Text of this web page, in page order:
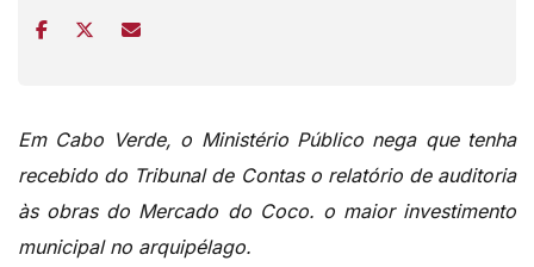
Em Cabo Verde, o Ministério Público nega que tenha
recebido do Tribunal de Contas o relatório de auditoria
às obras do Mercado do Coco. o maior investimento
municipal no arquipélago.